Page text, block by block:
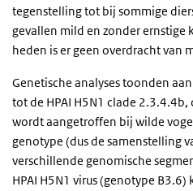
tegenstelling tot bij sommige
gevallen mild en zonder ernstige
heden is er geen overdracht van
Genetische analyses toonden
tot de HPAI H5N1 clade
wordt aangetroffen bij wilde
genotype (dus de samenstelling
verschillende genomische
HPAI H5N1 virus (genotype